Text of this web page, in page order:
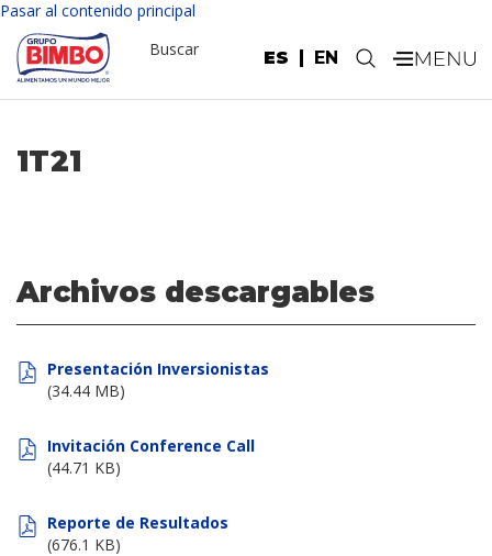
Pasar al contenido principal
ES EN
Buscar .
1T21
Archivos descargables
Presentación Inversionistas
(34.44 MB)
Invitación Conference Call
(44.71 KB)
Reporte de Resultados
(676.1 KB)